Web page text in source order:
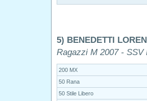
5) BENEDETTI
Ragazzi M 2007 - SSV
200 MX
50 Rana
50 Stile Libero